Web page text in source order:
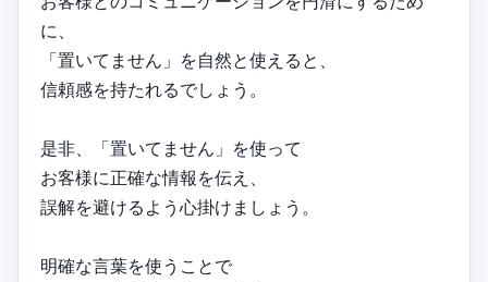
に、
「置いてません」を自然と使えると、
信頼感を持たれるでしょう。
是非、「置いてません」を使って
お客様に正確な情報を伝え、
誤解を避けるよう心掛けましょう。
明確な言葉を使うことで